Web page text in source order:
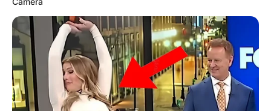
Fail! 10 Potret Makanan Gagal
Dimasak yang Bikin Kamu
Nggak Selera